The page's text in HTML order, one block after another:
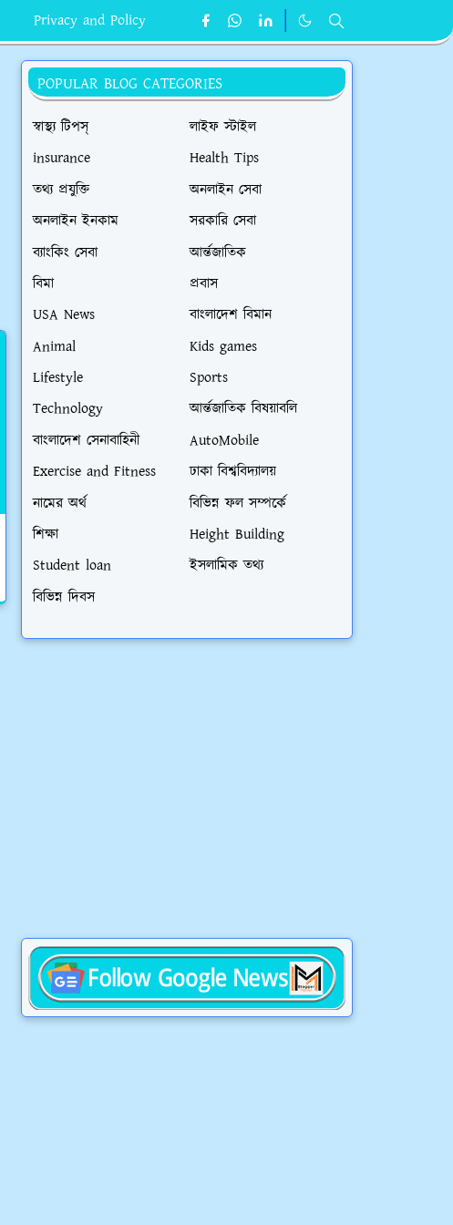
Privacy and Policy
POPULAR BLOG CATEGORIES
স্বাস্থ্য টিপস্
লাইফ স্টাইল
insurance
Health Tips
তথ্য প্রযুক্তি
অনলাইন সেবা
অনলাইন ইনকাম
সরকারি সেবা
ব্যাংকিং সেবা
আর্ন্তজাতিক
বিমা
প্রবাস
USA News
বাংলাদেশ বিমান
Animal
Kids games
Lifestyle
Sports
Technology
আর্ন্তজাতিক বিষয়াবলি
বাংলাদেশ সেনাবাহিনী
AutoMobile
Exercise and Fitness
ঢাকা বিশ্ববিদ্যালয়
নামের অর্থ
বিভিন্ন ফল সম্পর্কে
শিক্ষা
Height Building
Student loan
ইসলামিক তথ্য
বিভিন্ন দিবস